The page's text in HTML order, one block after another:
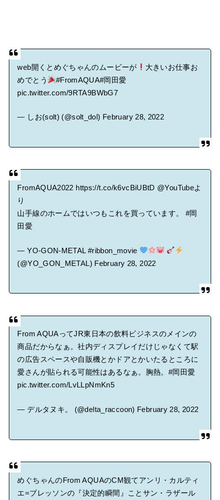
web開くとめぐちゃんのムービーが
大きいお仕事お
めでとう
#FromAQUA#岡田愛
pic.twitter.com/9RTA9BWbG7
— しお(solt) (@solt_dol) February 28, 2022
FromAQUA2022 https://t.co/k6vcBiUBtD @YouTubeよ
り
山手線のホームではいつもこれを買っています。 #岡
田愛
— YO-GON-METAL #ribbon_movie
(@YO_GON_METAL) February 28, 2022
From AQUAってJR東日本の飲料ビジネスのメインの
商品だからなぁ。社内ディスプレイだけじゃなくて駅
の広告スペースや自販機とかドアとかいたるところに
愛さんが貼られる可能性はあるなぁ。胸熱。 #岡田愛
pic.twitter.com/LvLLpNmKn5
— デルタヌキ。 (@delta_raccoon) February 28, 2022
めぐちゃんのFrom AQUAのCM観てアンリ・カルティ
エ=ブレッソンの『決定的瞬間』ことサン・ラザール